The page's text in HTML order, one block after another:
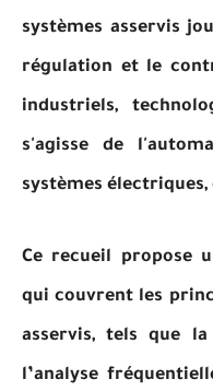
systèmes asservis
régulation et le
industriels,
s'agisse de
systèmes
Ce recueil propose
qui couvrent les
asservis, tels que la
l’analyse